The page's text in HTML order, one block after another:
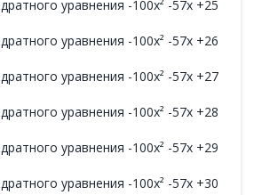
уравнения -100x² -57x +25
уравнения -100x² -57x +26
уравнения -100x² -57x +27
уравнения -100x² -57x +28
уравнения -100x² -57x +29
уравнения -100x² -57x +30